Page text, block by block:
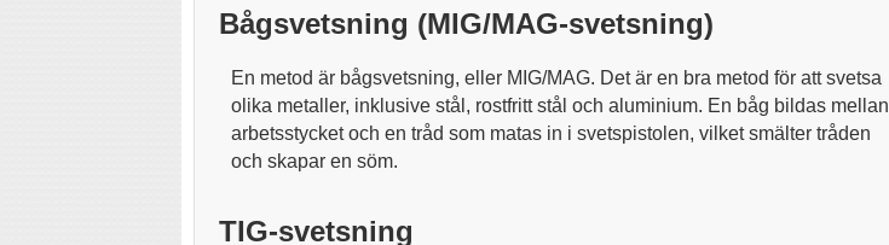
Bågsvetsning (MIG/MAG-svetsning)
En metod är bågsvetsning, eller MIG/MAG. Det är en bra metod för att svetsa
olika metaller, inklusive stål, rostfritt stål och aluminium. En båg bildas mellan
arbetsstycket och en tråd som matas in i svetspistolen, vilket smälter tråden
och skapar en söm.
TIG-svetsning